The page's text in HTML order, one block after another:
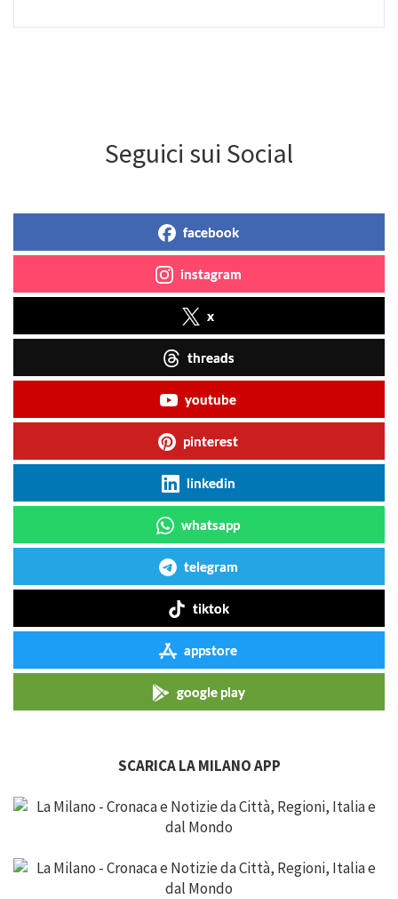
Seguici sui Social
facebook
instagram
x
threads
youtube
pinterest
linkedin
whatsapp
telegram
tiktok
appstore
google play
SCARICA LA MILANO APP